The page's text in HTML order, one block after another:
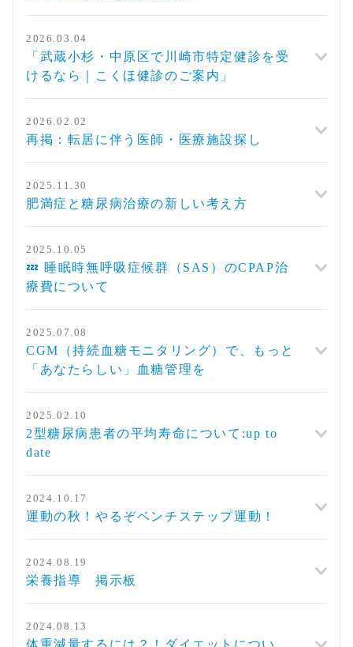
2026.03.04
「武蔵小杉・中原区で川崎市特定健診を受
けるなら｜こくほ健診のご案内」
2026.02.02
再掲：転居に伴う医師・医療施設探し
2025.11.30
肥満症と糖尿病治療の新しい考え方
2025.10.05
💤 睡眠時無呼吸症候群（SAS）のCPAP治
療費について
2025.07.08
CGM（持続血糖モニタリング）で、もっと
「あなたらしい」血糖管理を
2025.02.10
2型糖尿病患者の平均寿命について:up to
date
2024.10.17
運動の秋！やるぞベンチステップ運動！
2024.08.19
栄養指導 掲示板
2024.08.13
体重減量するには？！ダイエットについ